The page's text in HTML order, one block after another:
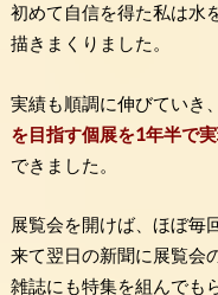
初めて自信を得た私は水
描きまくりました。
実績も順調に伸びていき
を目指す個展を1年半で
できました。
展覧会を開けば、ほぼ毎
来て翌日の新聞に展覧会
雑誌にも特集を組んでも